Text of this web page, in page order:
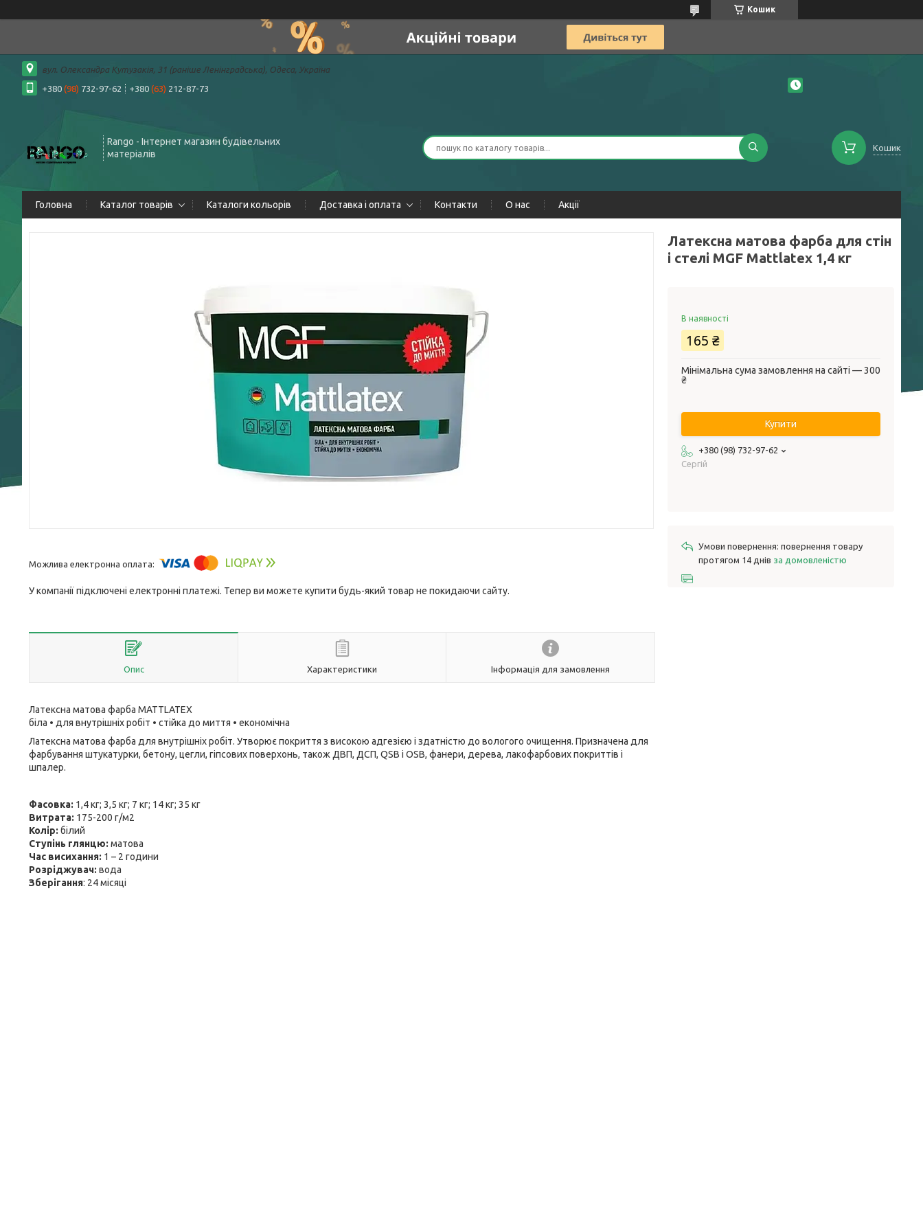
Кошик
вул. Олександра Кутузакія, 31 (раніше Ленінградська), Одеса, Україна
+380 (98) 732-97-62 +380 (63) 212-87-73
Rango - Інтернет магазин будівельних
матеріалів
Кошик
Головна Каталог товарів Каталоги кольорів Доставка і оплата Контакти О нас Акції
У компанії підключені електронні платежі. Тепер ви можете купити будь-який товар не покидаючи сайту.
Опис Характеристики Інформація для замовлення
Латексна матова фарба MATTLATEX
біла • для внутрішніх робіт • стійка до миття • економічна
Латексна матова фарба для внутрішніх робіт. Утворює покриття з високою адгезією і здатністю до вологого очищення. Призначена для
фарбування штукатурки, бетону, цегли, гіпсових поверхонь, також ДВП, ДСП, QSB і OSB, фанери, дерева, лакофарбових покриттів і
шпалер.
Фасовка: 1,4 кг; 3,5 кг; 7 кг; 14 кг; 35 кг
Витрата: 175-200 г/м2
Колір: білий
Ступінь глянцю: матова
Час висихання: 1 – 2 години
Розріджувач: вода
Зберігання: 24 місяці
Латексна матова фарба для стін
і стелі MGF Mattlatex 1,4 кг
В наявності
165 ₴
Мінімальна сума замовлення на сайті — 300
₴
Купити
+380 (98) 732-97-62
Сергій
повернення товару
протягом 14 днів за домовленістю